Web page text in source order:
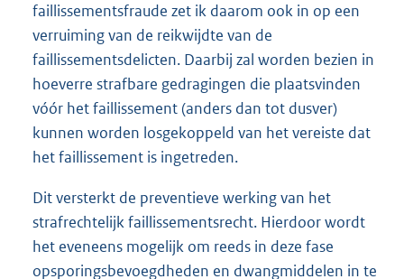
faillissementsfraude zet ik daarom ook in op een
verruiming van de reikwijdte van de
faillissementsdelicten. Daarbij zal worden bezien in
hoeverre strafbare gedragingen die plaatsvinden
vóór het faillissement (anders dan tot dusver)
kunnen worden losgekoppeld van het vereiste dat
het faillissement is ingetreden.
Dit versterkt de preventieve werking van het
strafrechtelijk faillissementsrecht. Hierdoor wordt
het eveneens mogelijk om reeds in deze fase
opsporingsbevoegdheden en dwangmiddelen in te